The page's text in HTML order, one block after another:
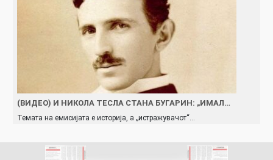
(ВИДЕО) И НИКОЛА ТЕСЛА СТАНА БУГАРИН: „ИМАЛ…
Темата на емисијата е историја, а „истражувачот“…